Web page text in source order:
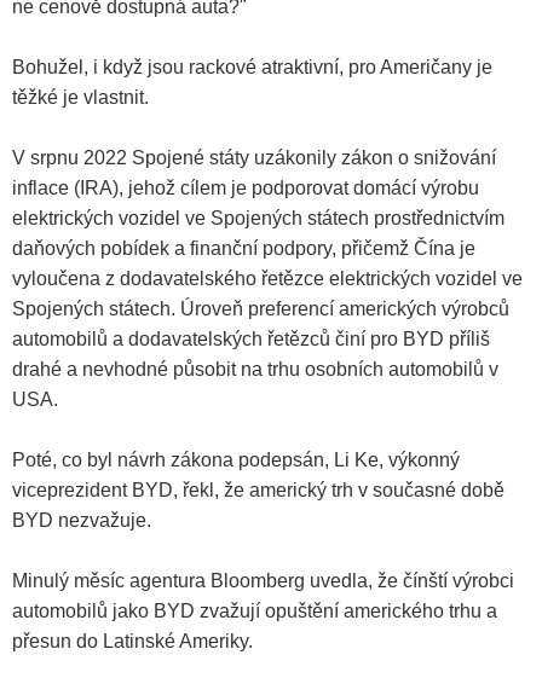
ne cenově dostupná auta?"
Bohužel, i když jsou rackové atraktivní, pro Američany je
těžké je vlastnit.
V srpnu 2022 Spojené státy uzákonily zákon o snižování
inflace (IRA), jehož cílem je podporovat domácí výrobu
elektrických vozidel ve Spojených státech prostřednictvím
daňových pobídek a finanční podpory, přičemž Čína je
vyloučena z dodavatelského řetězce elektrických vozidel ve
Spojených státech. Úroveň preferencí amerických výrobců
automobilů a dodavatelských řetězců činí pro BYD příliš
drahé a nevhodné působit na trhu osobních automobilů v
USA.
Poté, co byl návrh zákona podepsán, Li Ke, výkonný
viceprezident BYD, řekl, že americký trh v současné době
BYD nezvažuje.
Minulý měsíc agentura Bloomberg uvedla, že čínští výrobci
automobilů jako BYD zvažují opuštění amerického trhu a
přesun do Latinské Ameriky.